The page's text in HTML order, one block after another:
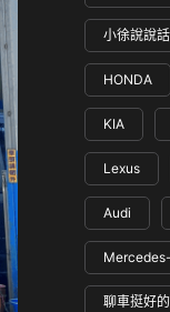
小徐說說話
HONDA
KIA
Lexus
Audi
聊車挺好的